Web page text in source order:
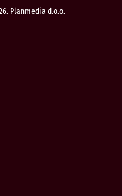
Planmedia d.o.o.